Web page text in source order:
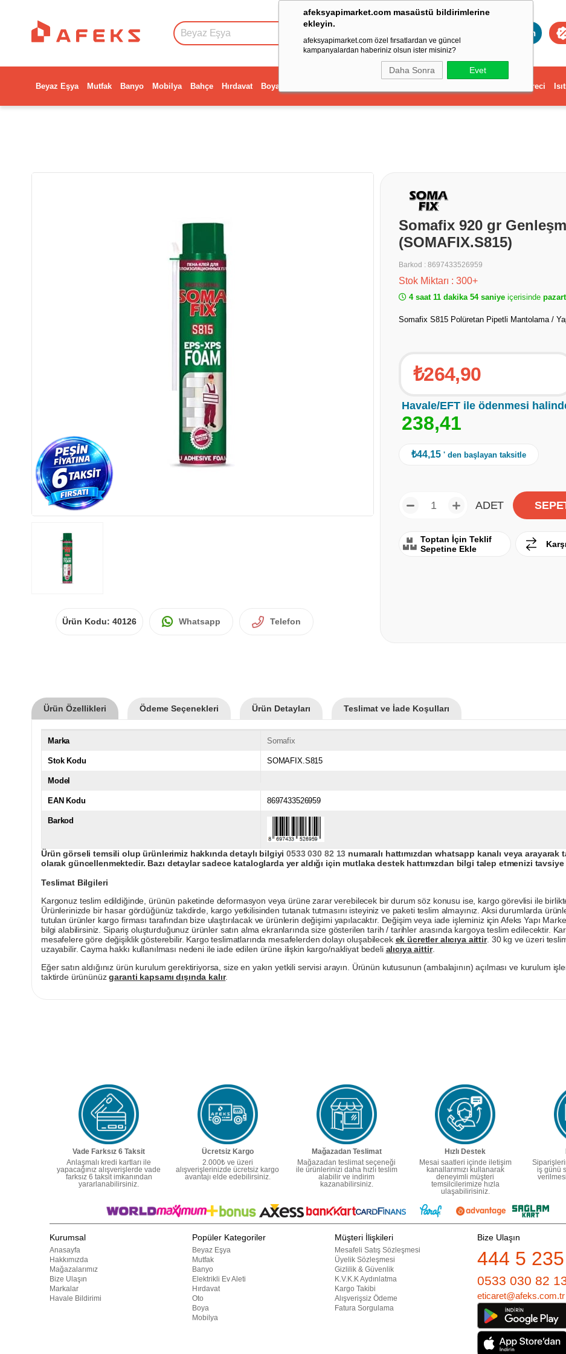
afeksyapimarket.com masaüstü bildirimlerine
ekleyin.
afeksyapimarket.com özel fırsatlardan ve güncel
kampanyalardan haberiniz olsun ister misiniz?
Daha Sonra Evet
Toptan
Beyaz Eşya Mutfak Banyo Mobilya Bahçe Hırdavat Boya Dekorasyon ve Ev Gereci
Ürün Kodu: 40126 Whatsapp Telefon
Somafix 920 gr
(SOMAFIX.S815)
Barkod : 8697433526959
Stok Miktarı : 300+
4 saat 11 dakika 54 saniye içerisinde
Somafix S815 Polüretan Pipetli Mantolama /
₺264,90
Havale/EFT ile ödenmesi
238,41
₺44,15 ' den başlayan taksitle
ADET
Toptan İçin Teklif
Sepetine Ekle
Ürün Özellikleri Ödeme Seçenekleri Ürün Detayları Teslimat ve İade Koşulları
Marka Somafix
Stok Kodu SOMAFIX.S815
Model
EAN Kodu 8697433526959
Barkod
Ürün görseli temsili olup ürünlerimiz hakkında detaylı bilgiyi0533 030 82 13 numaralı hattımızdan whatsapp kanalı veya
olarak güncellenmektedir. Bazı detaylar sadece kataloglarda yer aldığı için mutlaka destek hattımızdan bilgi talep etmenizi tavsiye
Teslimat Bilgileri
Kargonuz teslim edildiğinde, ürünün paketinde deformasyon veya ürüne zarar verebilecek bir durum söz konusu ise, kargo görevlisi ile
Ürünlerinizde bir hasar gördüğünüz takdirde, kargo yetkilisinden tutanak tutmasını isteyiniz ve paketi teslim almayınız. Aksi durumlarda
tutulan ürünler kargo firması tarafından bize ulaştırılacak ve ürünlerin değişimi yapılacaktır. Değişim veya iade işleminiz için Afeks Yapı
bilgi alabilirsiniz. Sipariş oluşturduğunuz ürünler satın alma ekranlarında size gösterilen tarih / tarihler arasında kargoya teslim edilecektir.
mesafelere göre değişiklik gösterebilir. Kargo teslimatlarında mesafelerden dolayı oluşabilecek ek ücretler alıcıya aittir. 30 kg ve üzeri
uzayabilir. Cayma hakkı kullanılması nedeni ile iade edilen ürüne ilişkin kargo/nakliyat bedeli alıcıya aittir.
Eğer satın aldığınız ürün kurulum gerektiriyorsa, size en yakın yetkili servisi arayın. Ürünün kutusunun (ambalajının) açılması ve kurulum
taktirde ürününüzgaranti kapsamı dışında kalır.
Vade Farksız 6 Taksit
Anlaşmalı kredi kartları ile
yapacağınız alışverişlerde vade
farksız 6 taksit imkanından
yararlanabilirsiniz.
Ücretsiz Kargo
2.000₺ ve üzeri
alışverişlerinizde ücretsiz kargo
avantajı elde edebilirsiniz.
Mağazadan Teslimat
Mağazadan teslimat seçeneği
ile ürünlerinizi daha hızlı teslim
alabilir ve indirim
kazanabilirsiniz.
Hızlı Destek
Mesai saatleri içinde iletişim
kanallarımızı kullanarak
deneyimli müşteri
temsilcilerimize hızla
ulaşabilirisiniz.
iş günü
Kurumsal
Anasayfa
Hakkımızda
Mağazalarımız
Bize Ulaşın
Markalar
Havale Bildirimi
Popüler Kategoriler
Beyaz Eşya
Mutfak
Banyo
Elektrikli Ev Aleti
Hırdavat
Oto
Boya
Mobilya
Müşteri İlişkileri
Mesafeli Satış Sözleşmesi
Üyelik Sözleşmesi
Gizlilik & Güvenlik
K.V.K.K Aydınlatma
Kargo Takibi
Alışverişsiz Ödeme
Fatura Sorgulama
Bize Ulaşın
444 5 235
0533 030 82
eticaret@afeks.com.tr